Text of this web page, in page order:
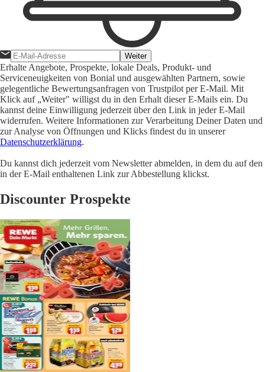
Weiter
Erhalte Angebote, Prospekte, lokale Deals, Produkt- und
Serviceneuigkeiten von Bonial und ausgewählten Partnern, sowie
gelegentliche Bewertungsanfragen von Trustpilot per E-Mail. Mit
Klick auf „Weiter" willigst du in den Erhalt dieser E-Mails ein. Du
kannst deine Einwilligung jederzeit über den Link in jeder E-Mail
widerrufen. Weitere Informationen zur Verarbeitung Deiner Daten und
zur Analyse von Öffnungen und Klicks findest du in unserer
Datenschutzerklärung.
Du kannst dich jederzeit vom Newsletter abmelden, in dem du auf den
in der E-Mail enthaltenen Link zur Abbestellung klickst.
Discounter Prospekte